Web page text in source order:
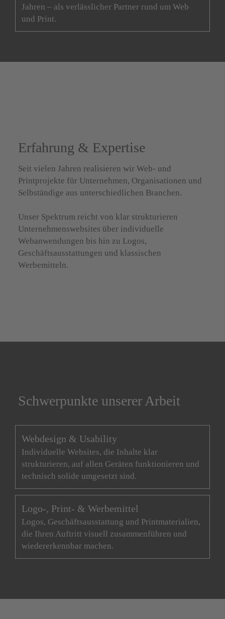
Jahren – als verlässlicher Partner rund um Web
und Print.
Erfahrung & Expertise
Seit vielen Jahren realisieren wir Web- und
Printprojekte für Unternehmen, Organisationen und
Selbständige aus unterschiedlichen Branchen.
Unser Spektrum reicht von klar strukturieren
Unternehmenswebsites über individuelle
Webanwendungen bis hin zu Logos,
Geschäftsausstattungen und klassischen
Werbemitteln.
Schwerpunkte unserer Arbeit
Webdesign & Usability
Individuelle Websites, die Inhalte klar
strukturieren, auf allen Geräten funktionieren und
technisch solide umgesetzt sind.
Logo-, Print- & Werbemittel
Logos, Geschäftsausstattung und Printmaterialien,
die Ihren Auftritt visuell zusammenführen und
wiedererkennbar machen.